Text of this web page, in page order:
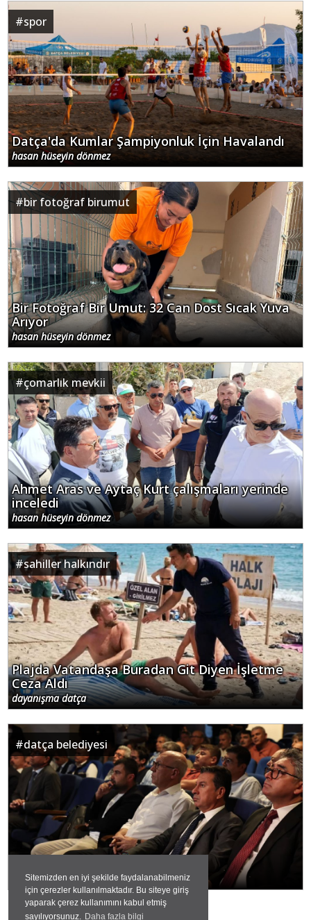
Sitemizden en iyi şekilde faydalanabilmeniz
için çerezler kullanılmaktadır. Bu siteye giriş
yaparak çerez kullanımını kabul etmiş
sayılıyorsunuz. Daha fazla bilgi
#spor
Datça'da Kumlar Şampiyonluk İçin Havalandı
hasan hüseyin dönmez
#bir fotoğraf birumut
Bir Fotoğraf Bir Umut: 32 Can Dost Sıcak Yuva
Arıyor
hasan hüseyin dönmez
#çomarlık mevkii
Ahmet Aras ve Aytaç Kurt çalışmaları yerinde
inceledi
hasan hüseyin dönmez
#sahiller halkındır
Plajda Vatandaşa Buradan Git Diyen İşletme
Ceza Aldı
dayanışma datça
#datça belediyesi
ibo.a.bo